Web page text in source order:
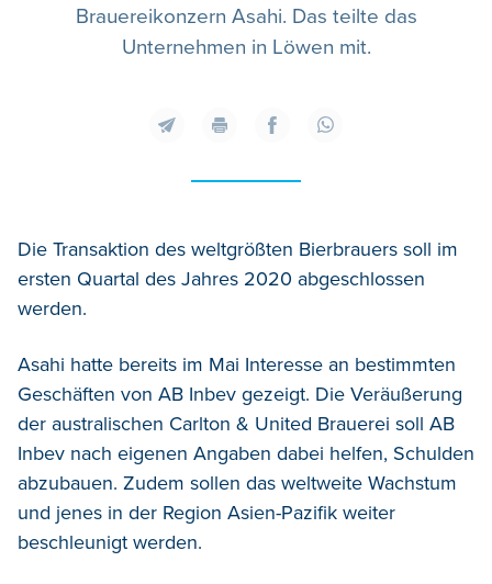
Brauereikonzern Asahi. Das teilte das
Unternehmen in Löwen mit.
Die Transaktion des weltgrößten Bierbrauers soll im
ersten Quartal des Jahres 2020 abgeschlossen
werden.
Asahi hatte bereits im Mai Interesse an bestimmten
Geschäften von AB Inbev gezeigt. Die Veräußerung
der australischen Carlton & United Brauerei soll AB
Inbev nach eigenen Angaben dabei helfen, Schulden
abzubauen. Zudem sollen das weltweite Wachstum
und jenes in der Region Asien-Pazifik weiter
beschleunigt werden.